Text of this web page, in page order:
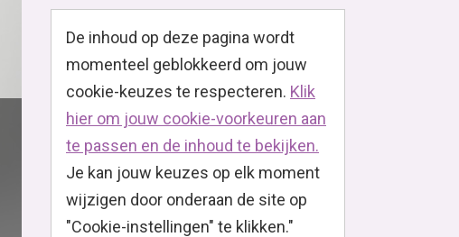
De inhoud op deze pagina wordt
momenteel geblokkeerd om jouw
cookie-keuzes te respecteren. Klik
hier om jouw cookie-voorkeuren aan
te passen en de inhoud te bekijken.
Je kan jouw keuzes op elk moment
wijzigen door onderaan de site op
"Cookie-instellingen" te klikken."